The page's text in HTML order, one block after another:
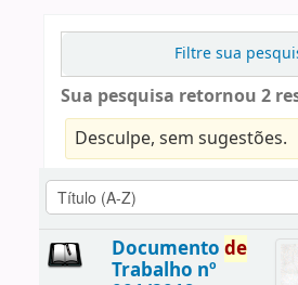
Filtre sua
Sua pesquisa retornou 2
Desculpe, sem sugestões.
Documento de
Trabalho nº